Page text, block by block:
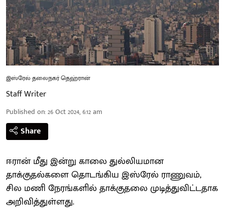
இஸ்ரேல் தலைநகர் தெஹ்ரான்
Staff Writer
Published on:26 Oct 2024, 6:12 am
Share
ஈரான் மீது இன்று காலை துல்லியமான
தாக்குதல்களை தொடங்கிய இஸ்ரேல் ராணுவம்,
சில மணி நேரங்களில் தாக்குதலை முடித்துவிட்டதாக
அறிவித்துள்ளது.